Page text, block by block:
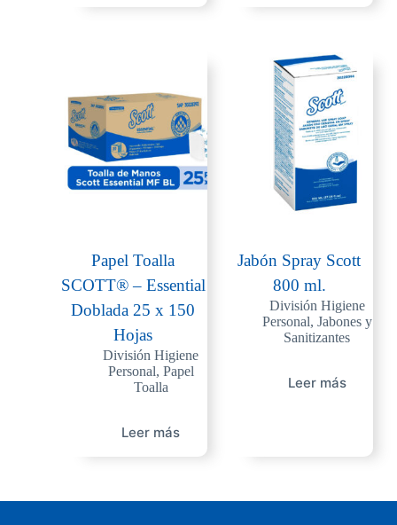
Papel Toalla
SCOTT® – Essential
Doblada 25 x 150
Hojas
División Higiene
Personal, Papel
Toalla
Leer más
Jabón Spray Scott
800 ml.
División Higiene
Personal, Jabones y
Sanitizantes
Leer más